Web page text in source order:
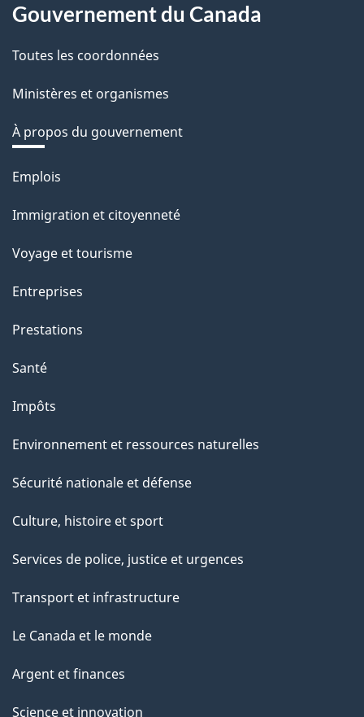
Gouvernement du Canada
Toutes les coordonnées
Ministères et organismes
À propos du gouvernement
Thèmes
sujets
Emplois
Immigration et citoyenneté
Voyage et tourisme
Entreprises
Prestations
Santé
Impôts
Environnement et ressources naturelles
Sécurité nationale et défense
Culture, histoire et sport
Services de police, justice et urgences
Transport et infrastructure
Le Canada et le monde
Argent et finances
Science et innovation